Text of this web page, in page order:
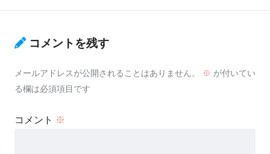
コメントを残す
メールアドレスが公開されることはありません。 ※ が付いてい
る欄は必須項目です
コメント ※